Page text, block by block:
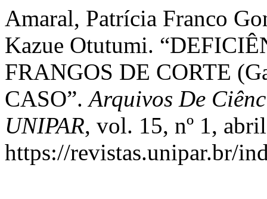
Amaral, Patrícia Franco
Kazue Otutumi.
FRANGOS DE CORTE
CASO”.Arquivos De
UNIPAR, vol. 15, nº 1,
https://revistas.unipar.br/